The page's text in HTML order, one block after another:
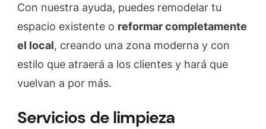
Con nuestra ayuda, puedes remodelar tu
espacio existente o reformar completamente
el local, creando una zona moderna y con
estilo que atraerá a los clientes y hará que
vuelvan a por más.
Servicios de limpieza